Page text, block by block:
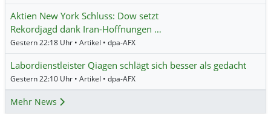
Aktien New York Schluss: Dow setzt
Rekordjagd dank Iran-Hoffnungen …
Gestern 22:18 Uhr • Artikel • dpa-AFX
Labordienstleister Qiagen schlägt sich besser als gedacht
Gestern 22:10 Uhr • Artikel • dpa-AFX
Mehr News